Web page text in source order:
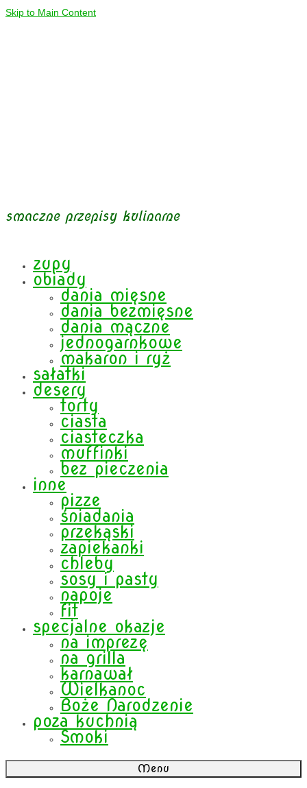
Skip to Main Content
smaczne przepisy kulinarne
zupy
obiady
dania mięsne
dania bezmięsne
dania mączne
jednogarnkowe
makaron i ryż
sałatki
desery
torty
ciasta
ciasteczka
muffinki
bez pieczenia
inne
pizze
śniadania
przekąski
zapiekanki
chleby
sosy i pasty
napoje
fit
specjalne okazje
na imprezę
na grilla
karnawał
Wielkanoc
Boże Narodzenie
poza kuchnią
Smoki
Menu